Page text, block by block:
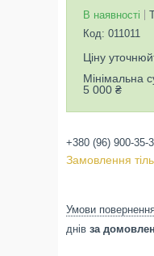
В наявності
Код: 011011
Ціну
Мінімальна
5 000 ₴
+380 (96) 900-35-
Замовлення
днів за